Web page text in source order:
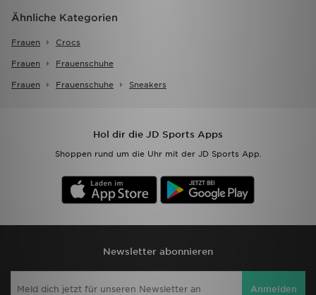
Ähnliche Kategorien
Frauen Crocs
Frauen Frauenschuhe
Frauen Frauenschuhe Sneakers
Hol dir die JD Sports Apps
Shoppen rund um die Uhr mit der JD Sports App.
Newsletter abonnieren
Anmelden